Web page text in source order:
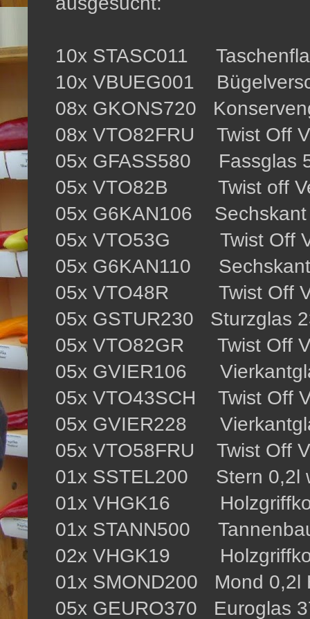
10x STASC011
10x VBUEG001
08x GKONS720
08x VTO82FRU Twist Off
05x GFASS580 Fassglas
05x VTO82B Twist off
05x G6KAN106 Sechskant
05x VTO53G Twist Off
05x G6KAN110 Sechskant
05x VTO48R Twist Off
05x GSTUR230 Sturzglas
05x VTO82GR Twist Off
05x GVIER106
05x VTO43SCH Twist Off
05x GVIER228
05x VTO58FRU Twist Off
01x SSTEL200 Stern 0,2l
01x VHGK16
01x STANN500
02x VHGK19
01x SMOND200 Mond 0,2l
05x GEURO370 Euroglas